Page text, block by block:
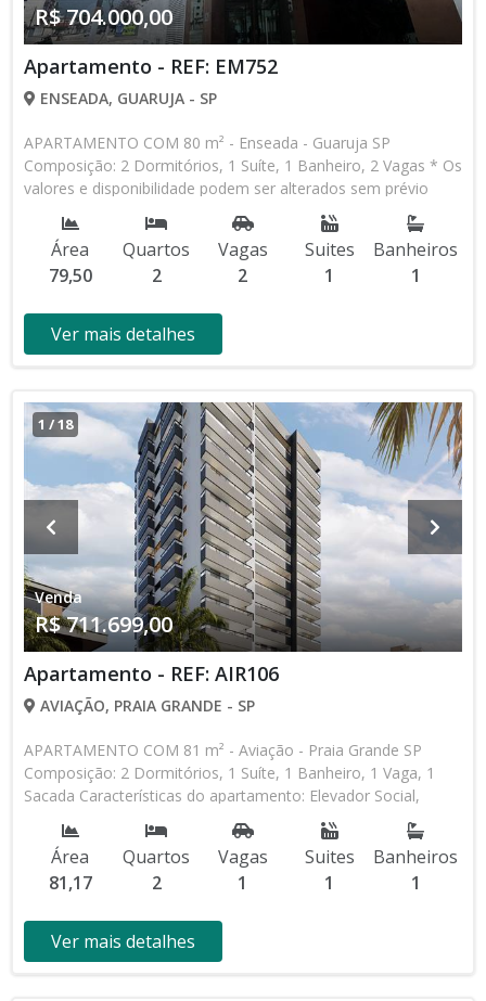
R$ 704.000,00
Apartamento - REF: EM752
ENSEADA, GUARUJA - SP
APARTAMENTO COM 80 m² - Enseada - Guaruja SP
Composição: 2 Dormitórios, 1 Suíte, 1 Banheiro, 2 Vagas * Os
valores e disponibilidade podem ser alterados sem prévio
aviso. Favor verificar entrando em contato com nossa equipe
Área
79,50
Quartos
2
Vagas
2
Suites
1
Banheiros
1
Ver mais detalhes
1 /18
Venda
R$ 711.699,00
Apartamento - REF: AIR106
AVIAÇÃO, PRAIA GRANDE - SP
APARTAMENTO COM 81 m² - Aviação - Praia Grande SP
Composição: 2 Dormitórios, 1 Suíte, 1 Banheiro, 1 Vaga, 1
Sacada Características do apartamento: Elevador Social,
Elevador de Serviço, Acessibilidade, Home Box, Piscina,
Sauna, Salão de Jogos, Salão de Festas, Espaço Kids, Espaço
Gourmet, Academia, Churrasqueira Aceita Financiamento
Direto com a Construtora Lançamento, Em Obras Entrada de
106.755,00 Entrega das Chaves R$ 711.699,00 valor Total *
Os valores e disponibilidade podem ser alterados sem prévio
Área
81,17
Quartos
2
Vagas
1
Suites
1
Banheiros
1
Ver mais detalhes